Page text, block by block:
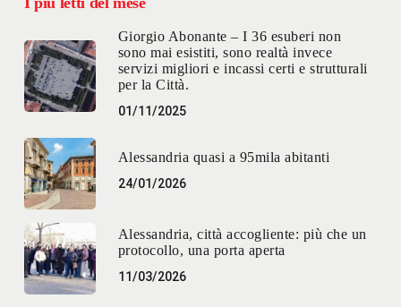
Giorgio Abonante – I 36 esuberi non
sono mai esistiti, sono realtà invece
servizi migliori e incassi certi e strutturali
per la Città.
01/11/2025
Alessandria quasi a 95mila abitanti
24/01/2026
Alessandria, città accogliente: più che un
protocollo, una porta aperta
11/03/2026